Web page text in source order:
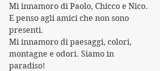
Mi innamoro di Paolo, Chicco e Nico.
E penso agli amici che non sono
presenti.
Mi innamoro di paesaggi, colori,
montagne e odori. Siamo in
paradiso!